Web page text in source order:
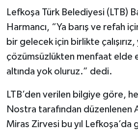
Lefkoşa Türk Belediyesi (LTB)
Harmancı, “Ya barış ve refah
bir gelecek için birlikte çalışırız,
çözümsüzlükten menfaat elde
altında yok oluruz.” dedi.
LTB’den verilen bilgiye göre,
Nostra tarafından düzenlenen
Miras Zirvesi bu yıl